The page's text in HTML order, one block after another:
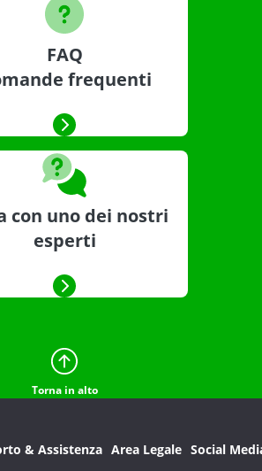
FAQ
frequenti
con uno dei nostri
esperti
Torna in alto
& Assistenza Area Legale Social